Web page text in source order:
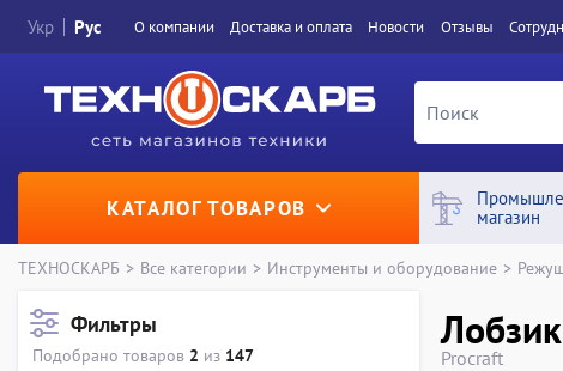
Укр Рус О компании Доставка и оплата Новости Отзывы
КАТАЛОГ ТОВАРОВ
магазин
ТЕХНОСКАРБ > Все категории > Инструменты и оборудование >
Фильтры
Подобрано товаров 2 из 147 Procraft